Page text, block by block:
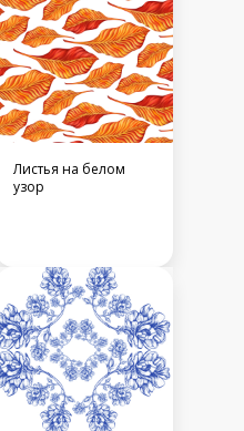
Листья на белом
узор